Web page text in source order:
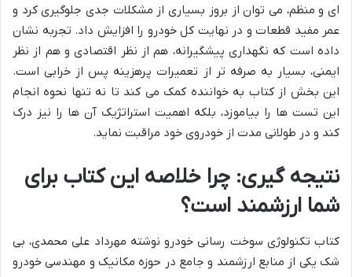
ای و منظم، می توان از بروز بسیاری از مشکلات جدی جلوگیری کرد و
عمر مفید قطعات و در نهایت کل خودرو را افزایش داد. تجربه نشان
داده است که نگهداری پیشگیرانه، هم از نظر اقتصادی و هم از نظر
ایمنی، بسیار به صرفه تر از تعمیرات پرهزینه پس از خرابی است.
این بخش از کتاب به خواننده کمک می کند تا نه تنها نحوه انجام
این تست ها را بیاموزد، بلکه اهمیت استراتژیک آن ها را نیز درک
کند و در طولانی مدت از خودروی خود مراقبت نماید.
نتیجه گیری: چرا خلاصه این کتاب برای
شما ارزشمند است؟
کتاب تکنولوژی سوخت رسانی خودرو نوشته مهرداد علی محمدی، بی
شک یکی از منابع ارزشمند و جامع در حوزه مکانیک و مهندسی خودرو